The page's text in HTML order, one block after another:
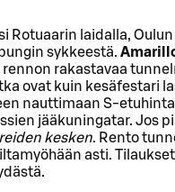
Rotuaarin laidalla,
sykkeestä.
rakastavaa
ovat kuin kesäfestari
nauttimaan S-
jääkuningatar. Jos
kesken. Rento
asti.